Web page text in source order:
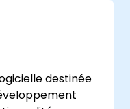
gouvernance
destinée